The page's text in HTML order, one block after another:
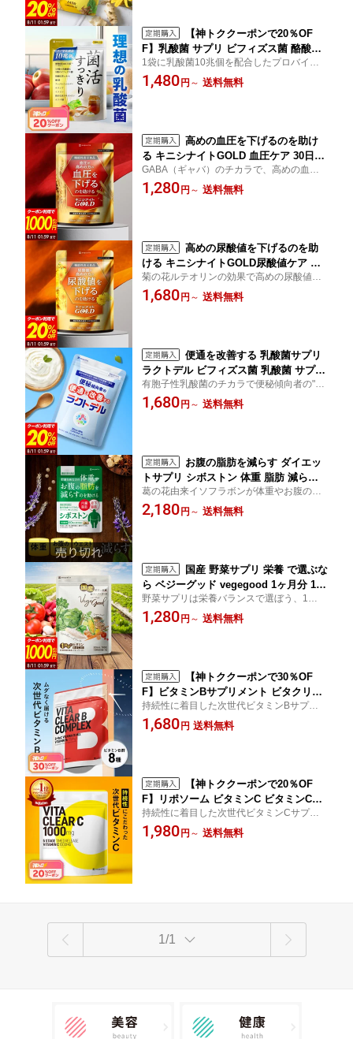
【神トククーポンで20％OF
F】乳酸菌 サプリ ビフィズス菌 酪酸菌
プロバイオティクス コンブチャ 酵素 乳
酸菌サプリメント 送料無料
1袋に乳酸菌10兆個を配合したプロバイオ
ティクスサプリ 乳酸菌 サプリメント
1,480 円 ～ 送料無料
高めの血圧を下げるのを助け
る キニシナイトGOLD 血圧ケア 30日分
機能性表示食品 GABA ギャバ ナットウ
キナーゼ サプリメント サプリ 血圧サプ
GABA（ギャバ）のチカラで、高めの血圧
を下げるのを助ける機能性表示食品の血圧
ケアサプリメント
1,280 円 ～ 送料無料
高めの尿酸値を下げるのを助
ける キニシナイトGOLD尿酸値ケア 機
能性表示食品 ルテオリン ビタミンC ク
エン酸 サプリメント サプリ 尿酸値サプ
菊の花ルテオリンの効果で高めの尿酸値を
下げる機能性表示食品サプリメント
1,680 円 ～ 送料無料
便通を改善する 乳酸菌サプリ
ラクトデル ビフィズス菌 乳酸菌 サプリ
酸化マグネシウム 機能性表示食品 サプ
リメント 送料無料
有胞子性乳酸菌のチカラで便秘傾向者の"便
通を改善する"
1,680 円 ～ 送料無料
お腹の脂肪を減らす ダイエッ
トサプリ シボストン 体重 脂肪 減らす
機能性表示食品 葛の花由来 イソフラボ
ン サプリメント 送料無料
葛の花由来イソフラボンが体重やお腹の脂
肪を減らすのを助けます
2,180 円 ～ 送料無料
国産 野菜サプリ 栄養 で選ぶな
ら ベジーグッド vegegood 1ヶ月分 1日
分の ビタミン B1 C E 純国産 野菜 果物
サプリメント スーパーフード 健康 やさ
野菜サプリは栄養バランスで選ぼう、1日分
のB1・C・E、国産の野菜24種類と果物8種
類とスーパーフード配合
1,280 円 ～ 送料無料
【神トククーポンで30％OF
F】ビタミンBサプリメント ビタクリア
B ビタミンB群配合 ビタミンB1 ビタミ
ンB2 ビタミンB6 ビタミンB12 ビオチン
持続性に着目した次世代ビタミンBサプリ
ゆっくり溶けてしっかり届く 8種のビタミ
ンB群（ビタミンB1 ビタミンB2 ビタミンB
1,680 円 送料無料
【神トククーポンで20％OF
F】リポソーム ビタミンC ビタミンC誘
導体 ビタクリアC 1ヶ月分 1000 mg サ
プリ タイムリリース 美容サプリ 美容
持続性に着目した次世代ビタミンCサプリ
ゆっくり溶けてしっかり届く 徹底管理され
た国内工場で製造した栄養機能食品です
1,980 円 ～ 送料無料
1/1